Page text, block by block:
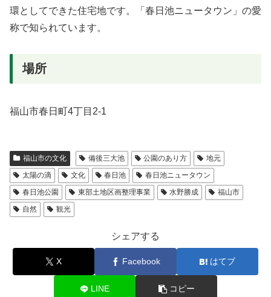
環としてできた住宅地です。「春日池ニュータウン」の愛
称で知られています。
場所
福山市春日町4丁目2-1
福山市の文化 備後三大池 公園のあり方
地元
太陽の滴
文化 春日池
春日池ニュータウン
春日池公園
東部土地区画整理事業 水野勝成
福山市
自然
観光
シェアする
X Facebook はてブ
LINE コピー